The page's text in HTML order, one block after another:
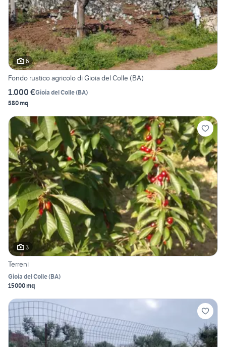
6
Fondo rustico agricolo di Gioia del Colle (BA)
1.000 €Gioia del Colle(BA)
580 mq
3
Terreni
Gioia del Colle(BA)
15000 mq